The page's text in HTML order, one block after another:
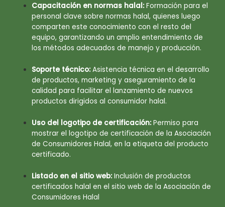
Capacitación en normas halal: Formación para el
personal clave sobre normas halal, quienes luego
comparten este conocimiento con el resto del
equipo, garantizando un amplio entendimiento de
los métodos adecuados de manejo y producción.
Soporte técnico: Asistencia técnica en el desarrollo
de productos, marketing y aseguramiento de la
calidad para facilitar el lanzamiento de nuevos
productos dirigidos al consumidor halal.
Uso del logotipo de certificación: Permiso para
mostrar el logotipo de certificación de la Asociación
de Consumidores Halal, en la etiqueta del producto
certificado.
Listado en el sitio web: Inclusión de productos
certificados halal en el sitio web de la Asociación de
Consumidores Halal